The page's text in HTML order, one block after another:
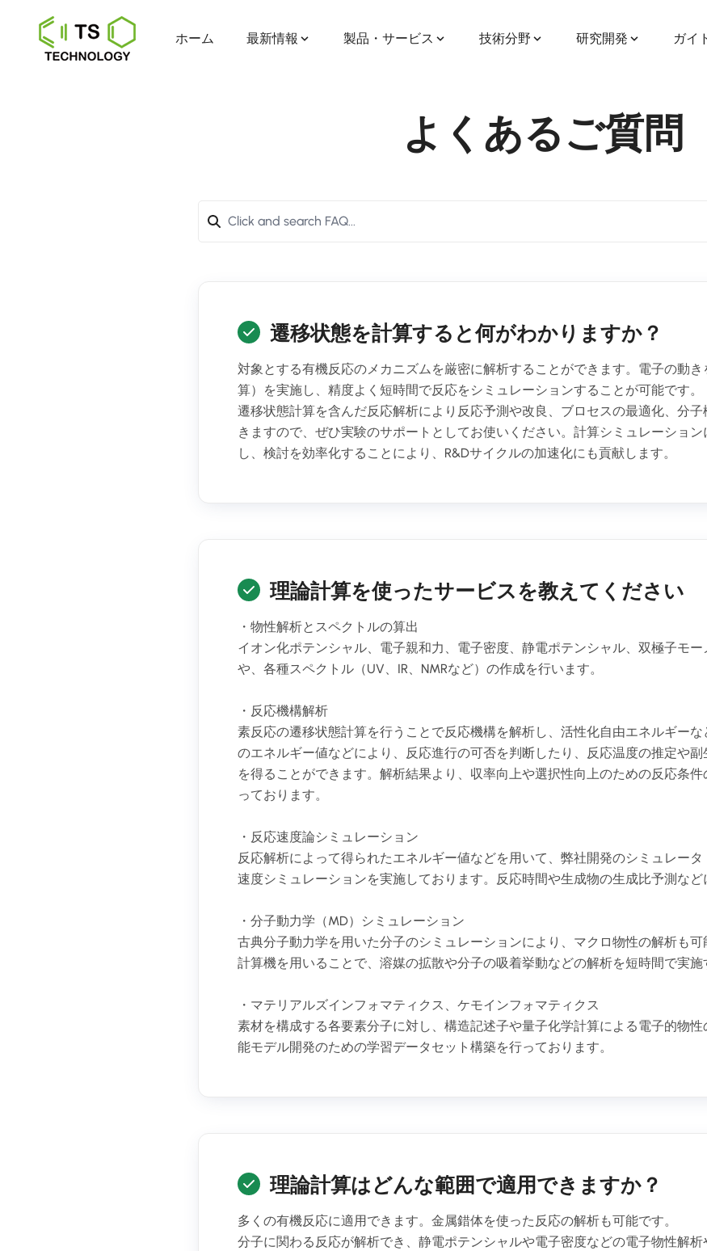
ホーム 最新情報 製品・サービス 技術分野 研究開発 ガイ
よくあるご質問
遷移状態を計算すると何がわかりますか？
対象とする有機反応のメカニズムを厳密に解析することができます。電子の動
算）を実施し、精度よく短時間で反応をシミュレーションすることが可能です。
遷移状態計算を含んだ反応解析により反応予測や改良、ブロセスの最適化、分
きますので、ぜひ実験のサポートとしてお使いください。計算シミュレーショ
し、検討を効率化することにより、R&Dサイクルの加速化にも貢献します。
理論計算を使ったサービスを教えてください
・物性解析とスペクトルの算出
イオン化ポテンシャル、電子親和力、電子密度、静電ポテンシャル、双極子モ
や、各種スペクトル（UV、IR、NMRなど）の作成を行います。
・反応機構解析
素反応の遷移状態計算を行うことで反応機構を解析し、活性化自由エネルギー
のエネルギー値などにより、反応進行の可否を判断したり、反応温度の推定や
を得ることができます。解析結果より、収率向上や選択性向上のための反応条
っております。
・反応速度論シミュレーション
反応解析によって得られたエネルギー値などを用いて、弊社開発のシミュレー
速度シミュレーションを実施しております。反応時間や生成物の生成比予測など
・分子動力学（MD）シミュレーション
古典分子動力学を用いた分子のシミュレーションにより、マクロ物性の解析も
計算機を用いることで、溶媒の拡散や分子の吸着挙動などの解析を短時間で実施
・マテリアルズインフォマティクス、ケモインフォマティクス
素材を構成する各要素分子に対し、構造記述子や量子化学計算による電子的物
能モデル開発のための学習データセット構築を行っております。
理論計算はどんな範囲で適用できますか？
多くの有機反応に適用できます。金属錯体を使った反応の解析も可能です。
分子に関わる反応が解析でき、静電ポテンシャルや電子密度などの電子物性解析